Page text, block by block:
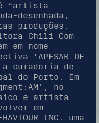
é “artista
desenhada,
produções.
Chili Com
em nome
‘APESAR DE
a curadoria de
do Porto. Em
no
e artista
em
INC. uma